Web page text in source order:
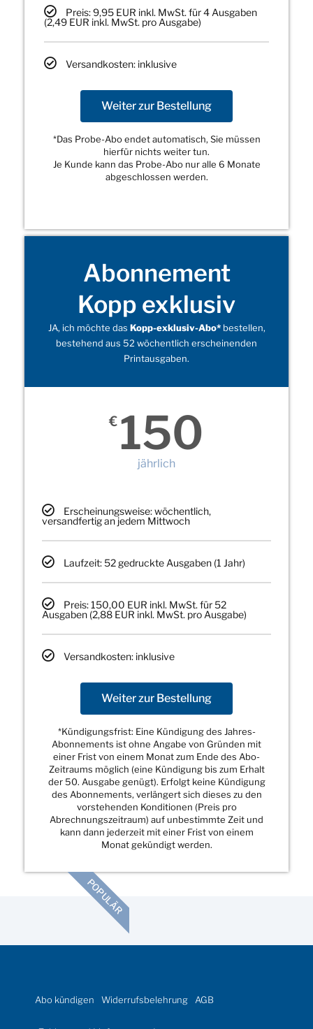
Preis: 9,95 EUR inkl. MwSt. für 4 Ausgaben
(2,49 EUR inkl. MwSt. pro Ausgabe)
Versandkosten: inklusive
Weiter zur Bestellung
*Das Probe-Abo endet automatisch, Sie müssen
hierfür nichts weiter tun.
Je Kunde kann das Probe-Abo nur alle 6 Monate
abgeschlossen werden.
Abonnement
Kopp exklusiv
JA, ich möchte das Kopp-exklusiv-Abo*bestellen,
bestehend aus 52 wöchentlich erscheinenden
Printausgaben.
€ 150
jährlich
Erscheinungsweise: wöchentlich,
versandfertig an jedem Mittwoch
Laufzeit: 52 gedruckte Ausgaben (1 Jahr)
Preis: 150,00 EUR inkl. MwSt. für 52
Ausgaben (2,88 EUR inkl. MwSt. pro Ausgabe)
Versandkosten: inklusive
Weiter zur Bestellung
*Kündigungsfrist: Eine Kündigung des Jahres-
Abonnements ist ohne Angabe von Gründen mit
einer Frist von einem Monat zum Ende des Abo-
Zeitraums möglich (eine Kündigung bis zum Erhalt
der 50. Ausgabe genügt). Erfolgt keine Kündigung
des Abonnements, verlängert sich dieses zu den
vorstehenden Konditionen (Preis pro
Abrechnungszeitraum) auf unbestimmte Zeit und
kann dann jederzeit mit einer Frist von einem
Monat gekündigt werden.
POPULÄR
Abo kündigen Widerrufsbelehrung AGB